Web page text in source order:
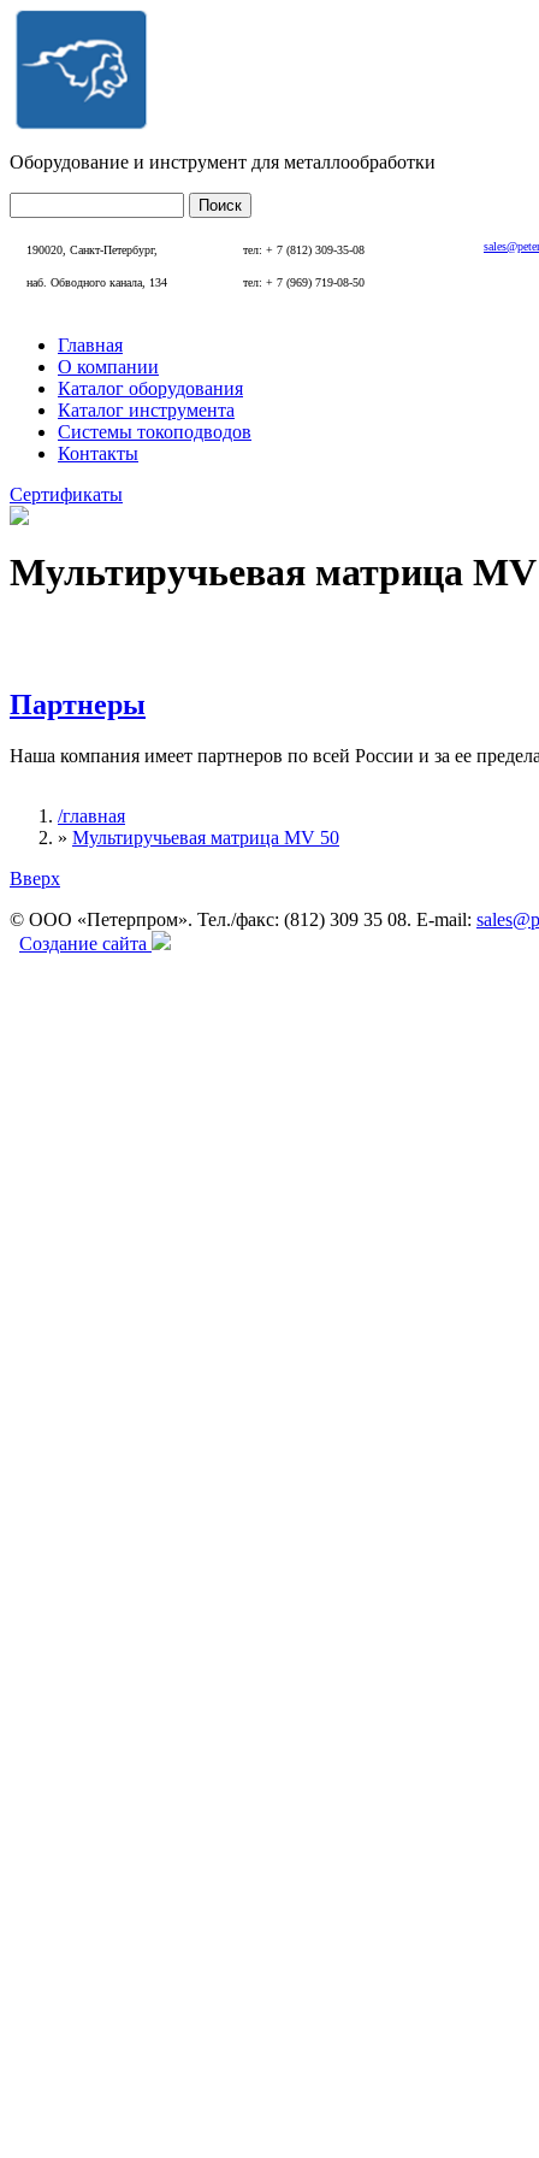
Перейти к основному содержанию
Оборудование и инструмент для металлообработки
190020, Санкт-Петербург,
наб. Обводного канала, 134
тел: + 7 (812) 309-35-08
тел: + 7 (969) 719-08-50
Главное меню
Главная
О компании
Каталог оборудования
Каталог инструмента
Системы токоподводов
Контакты
Сертификаты
Мультиручьевая матрица
Партнеры
Наша компания имеет партнеров по всей России и за ее
Вы здесь
/главная
» Мультиручьевая матрица MV 50
Вверх
© ООО «Петерпром». Тел./факс: (812) 309 35 08. E-mail:
Создание сайта